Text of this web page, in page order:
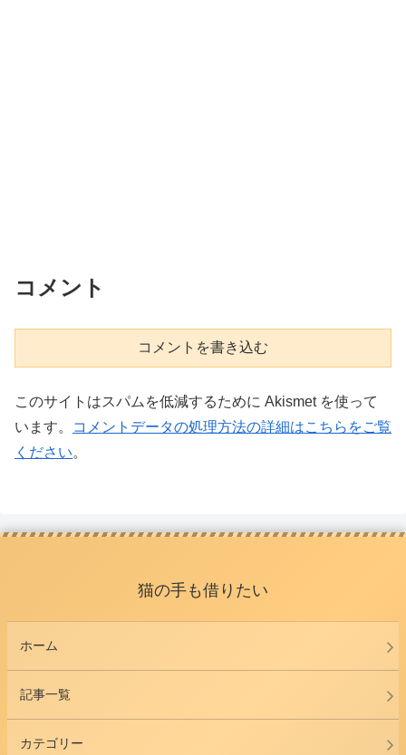
コメント
コメントを書き込む
このサイトはスパムを低減するために Akismet を使って
います。
コメントデータの処理方法の詳細はこちらをご覧
ください。
猫の手も借りたい
ホーム
記事一覧
カテゴリー